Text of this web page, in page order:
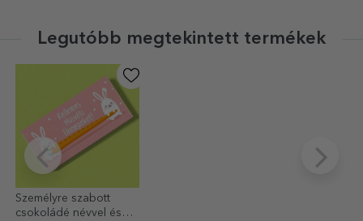
Legutóbb megtekintett termékek
Személyre szabott
csokoládé névvel és